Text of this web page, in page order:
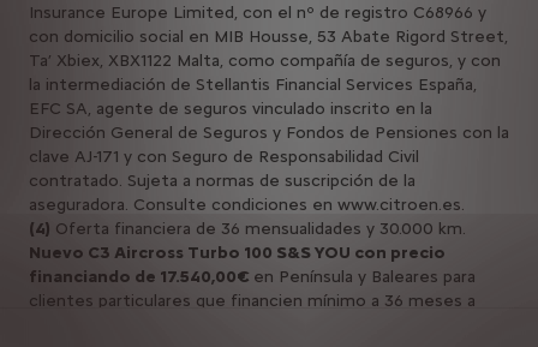
Insurance Europe Limited, con el nº de registro C68966 y
con domicilio social en MIB Housse, 53 Abate Rigord Street,
Ta’ Xbiex, XBX1122 Malta, como compañía de seguros, y con
la intermediación de Stellantis Financial Services España,
EFC SA, agente de seguros vinculado inscrito en la
Dirección General de Seguros y Fondos de Pensiones con la
clave AJ-171 y con Seguro de Responsabilidad Civil
contratado. Sujeta a normas de suscripción de la
aseguradora. Consulte condiciones en www.citroen.es.
(4) Oferta financiera de 36 mensualidades y 30.000 km.
Nuevo C3 Aircross Turbo 100 S&S YOU con precio
financiando de 17.540,00€ en Península y Baleares para
clientes particulares que financien mínimo a 36 meses a